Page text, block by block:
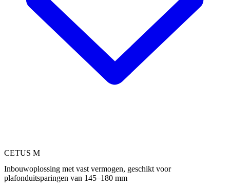
CETUS M
Inbouwoplossing met vast vermogen, geschikt voor
plafonduitsparingen van 145–180 mm